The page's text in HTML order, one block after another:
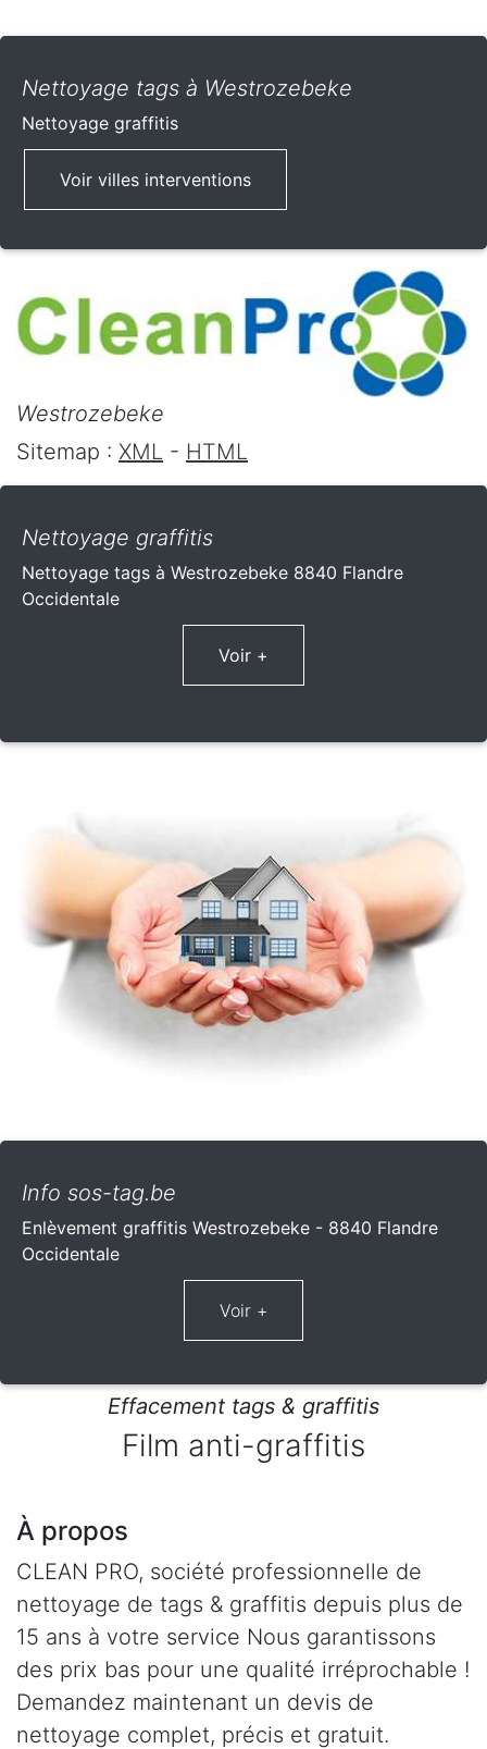
Nettoyage tags à Westrozebeke
Nettoyage graffitis
Voir villes interventions
Westrozebeke
Sitemap : XML - HTML
Nettoyage graffitis
Nettoyage tags à Westrozebeke 8840 Flandre
Occidentale
Voir +
Info sos-tag.be
Enlèvement graffitis Westrozebeke - 8840 Flandre
Occidentale
Effacement tags & graffitis
Film anti-graffitis
À propos
CLEAN PRO, société professionnelle de
nettoyage de tags & graffitis depuis plus de
15 ans à votre service Nous garantissons
des prix bas pour une qualité irréprochable !
Demandez maintenant un devis de
nettoyage complet, précis et gratuit.